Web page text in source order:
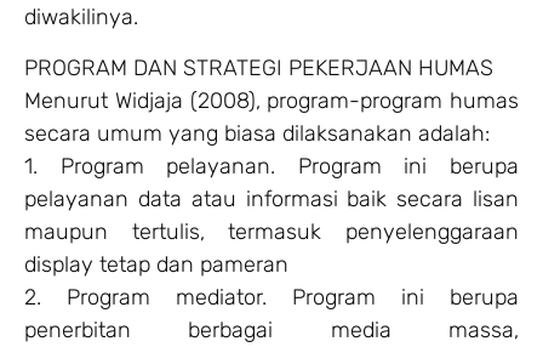
diwakilinya.
PROGRAM DAN STRATEGI PEKERJAAN HUMAS
Menurut Widjaja (2008), program-program humas
secara umum yang biasa dilaksanakan adalah:
1. Program pelayanan. Program ini berupa
pelayanan data atau informasi baik secara lisan
maupun tertulis, termasuk penyelenggaraan
display tetap dan pameran
2. Program mediator. Program ini berupa
penerbitan berbagai media massa,